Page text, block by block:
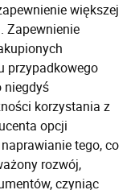
większej
Zapewnienie
przypadkowego
niegdyś
korzystania z
opcji
tego, co
rozwój,
czyniąc